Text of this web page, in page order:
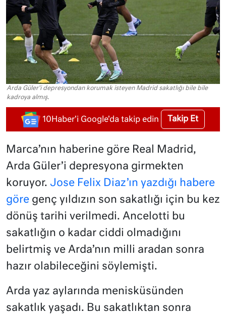
Arda Güler'i depresyondan korumak isteyen Madrid sakatlığı bile bile
kadroya almış.
10Haber'i Google'da takip edin Takip Et
Marca’nın haberine göre Real Madrid,
Arda Güler’i depresyona girmekten
koruyor. Jose Felix Diaz’ın yazdığı habere
göre genç yıldızın son sakatlığı için bu kez
dönüş tarihi verilmedi. Ancelotti bu
sakatlığın o kadar ciddi olmadığını
belirtmiş ve Arda’nın milli aradan sonra
hazır olabileceğini söylemişti.
Arda yaz aylarında menisküsünden
sakatlık yaşadı. Bu sakatlıktan sonra